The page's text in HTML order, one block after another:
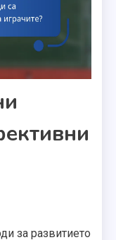
за развитието